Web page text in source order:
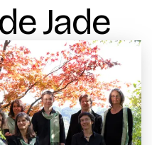
Jade